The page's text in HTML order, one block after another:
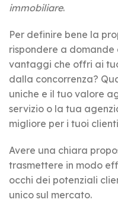
immobiliare.
Per definire bene la
rispondere a domande
vantaggi che offri ai
dalla concorrenza?
uniche e il tuo valore
servizio o la tua
migliore per i tuoi
Avere una chiara
trasmettere in modo
occhi dei potenziali
unico sul mercato.